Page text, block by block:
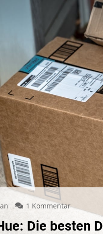
1 Kommentarzu
Technik
ohne
Die besten